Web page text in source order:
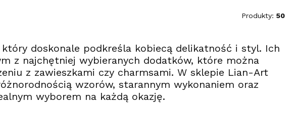
Produkty: 50
doskonale podkreśla kobiecą delikatność i styl. Ich
z najchętniej wybieranych dodatków, które można
z zawieszkami czy charmsami. W sklepie Lian-Art
wzorów, starannym wykonaniem oraz
wyborem na każdą okazję.